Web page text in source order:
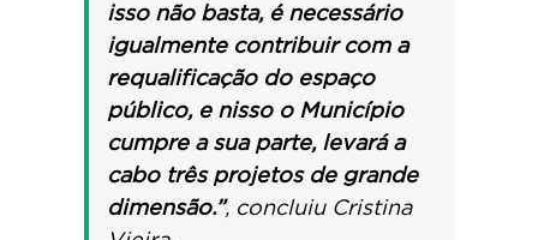
isso não basta, é necessário
igualmente contribuir com a
requalificação do espaço
público, e nisso o Município
cumpre a sua parte, levará a
cabo três projetos de grande
dimensão.”, concluiu Cristina